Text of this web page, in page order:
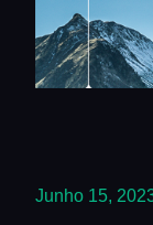
Junho 15,